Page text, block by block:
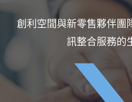
創利空間與新零售夥伴團
訊整合服務的